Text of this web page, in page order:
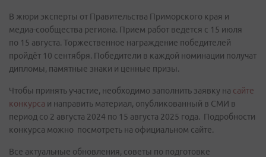
В жюри эксперты от Правительства Приморского края и
медиа-сообщества региона. Прием работ ведется с 15 июля
по 15 августа. Торжественное награждение победителей
пройдёт 10 сентября. Победители в каждой номинации получат
дипломы, памятные знаки и ценные призы.
Чтобы принять участие, необходимо заполнить заявку на сайте
конкурса и направить материал, опубликованный в СМИ в
период со 2 августа 2024 по 15 августа 2025 года. Подробности
конкурса можно посмотреть на официальном сайте.
Все актуальные обновления, советы по подготовке